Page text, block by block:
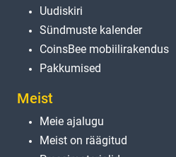
Uudiskiri
Sündmuste kalender
CoinsBee mobiilirakendus
Pakkumised
Meist
Meie ajalugu
Meist on räägitud